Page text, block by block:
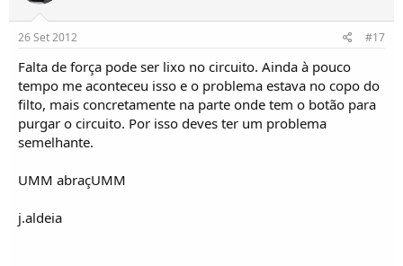
26 Set 2012 #17
Falta de força pode ser lixo no circuito. Ainda à pouco
tempo me aconteceu isso e o problema estava no copo do
filto, mais concretamente na parte onde tem o botão para
purgar o circuito. Por isso deves ter um problema
semelhante.
UMM abraçUMM
j.aldeia